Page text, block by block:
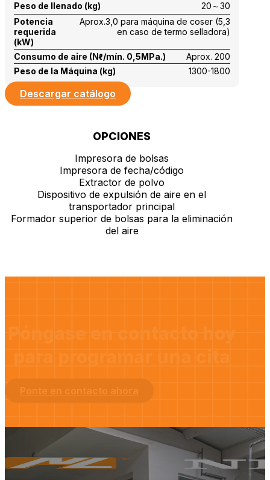
Peso de llenado (kg)
20～30
Potencia
requerida
(kW)
Aprox.3,0 para máquina de coser (5,3
en caso de termo selladora)
Consumo de aire (Nℓ/mín. 0,5MPa.)
Aprox. 200
Peso de la Máquina (kg)
1300-1800
Descargar catálogo
OPCIONES
Impresora de bolsas
Impresora de fecha/código
Extractor de polvo
Dispositivo de expulsión de aire en el
transportador principal
Formador superior de bolsas para la eliminación
del aire